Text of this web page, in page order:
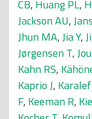
CB, Huang PL,
Jackson AU,
Jhun MA,Jia Y,
Jørgensen T,
Kahn RS,
Kaprio J,
F, Keeman R,